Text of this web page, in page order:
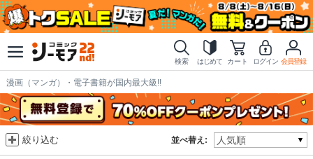
検索 はじめて カート ログイン 会員登録
漫画（マンガ）・電子書籍が国内最大級!!
並べ替え:
絞り込む